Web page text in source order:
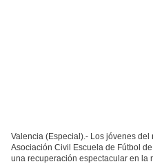
Valencia (Especial).- Los jóvenes
Asociación Civil Escuela de Fútbol
una recuperación espectacular en la